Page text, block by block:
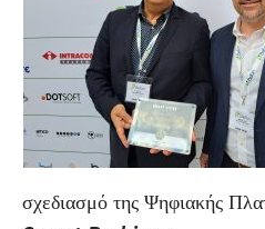
σχεδιασμό της Ψηφιακής